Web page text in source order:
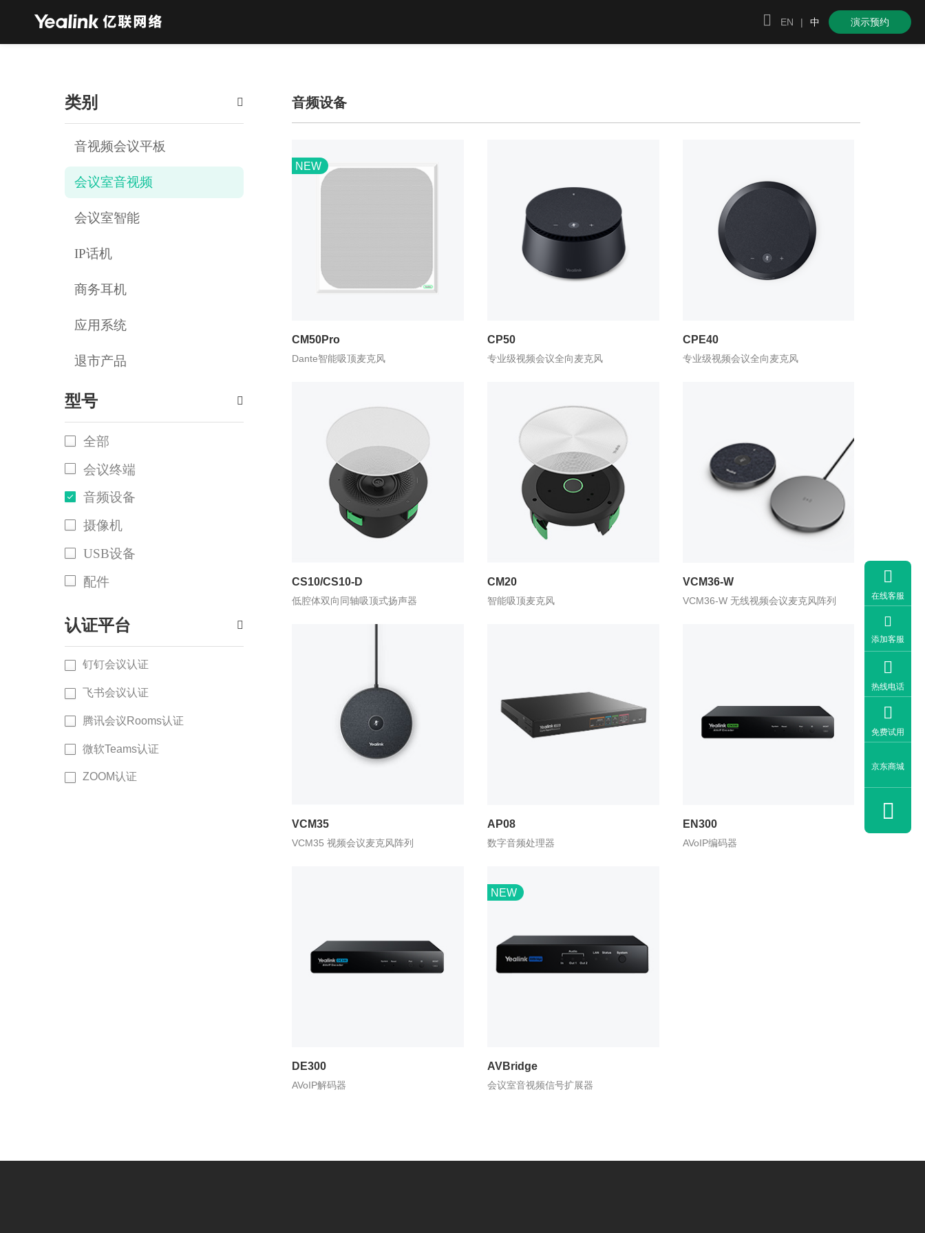
 EN | 中 演示预约
类别 
音视频会议平板
会议室音视频
会议室智能
IP话机
商务耳机
应用系统
退市产品
型号 
全部
会议终端
音频设备
摄像机
USB设备
配件
认证平台 
钉钉会议认证
飞书会议认证
腾讯会议Rooms认证
微软Teams认证
ZOOM认证
音频设备
NEW
CM50Pro
Dante智能吸顶麦克风
CP50
专业级视频会议全向麦克风
CPE40
专业级视频会议全向麦克风
CS10/CS10-D
低腔体双向同轴吸顶式扬声器
CM20
智能吸顶麦克风
VCM36-W
VCM36-W 无线视频会议麦克风阵列
VCM35
VCM35 视频会议麦克风阵列
AP08
数字音频处理器
EN300
AVoIP编码器
DE300
AVoIP解码器
NEW
AVBridge
会议室音视频信号扩展器

在线客服

添加客服

热线电话

免费试用
京东商城
